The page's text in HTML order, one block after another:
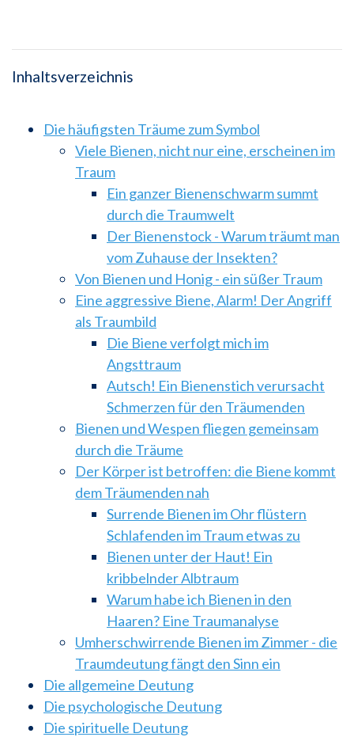
Inhaltsverzeichnis
Die häufigsten Träume zum Symbol
Viele Bienen, nicht nur eine, erscheinen im
Traum
Ein ganzer Bienenschwarm summt
durch die Traumwelt
Der Bienenstock - Warum träumt man
vom Zuhause der Insekten?
Von Bienen und Honig - ein süßer Traum
Eine aggressive Biene, Alarm! Der Angriff
als Traumbild
Die Biene verfolgt mich im
Angsttraum
Autsch! Ein Bienenstich verursacht
Schmerzen für den Träumenden
Bienen und Wespen fliegen gemeinsam
durch die Träume
Der Körper ist betroffen: die Biene kommt
dem Träumenden nah
Surrende Bienen im Ohr flüstern
Schlafenden im Traum etwas zu
Bienen unter der Haut! Ein
kribbelnder Albtraum
Warum habe ich Bienen in den
Haaren? Eine Traumanalyse
Umherschwirrende Bienen im Zimmer - die
Traumdeutung fängt den Sinn ein
Die allgemeine Deutung
Die psychologische Deutung
Die spirituelle Deutung